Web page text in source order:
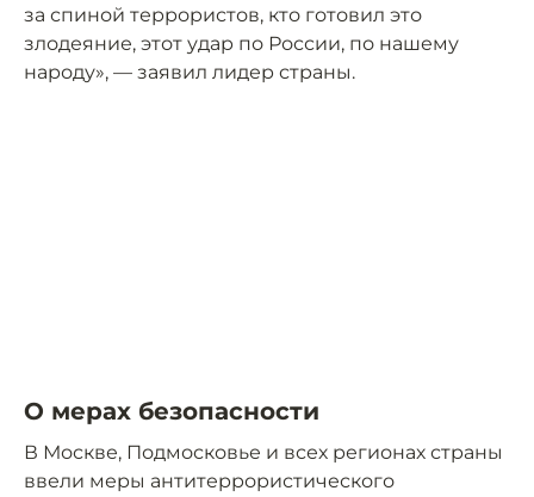
за спиной террористов, кто готовил это
злодеяние, этот удар по России, по нашему
народу», — заявил лидер страны.
О мерах безопасности
В Москве, Подмосковье и всех регионах страны
ввели меры антитеррористического